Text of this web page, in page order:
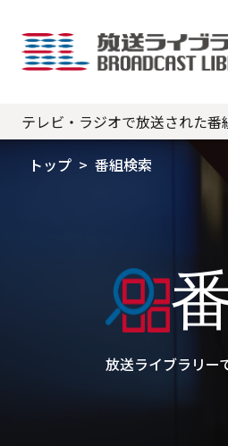
テレビ・ラジオで放送された
トップ 番組検索
放送ライブラリー